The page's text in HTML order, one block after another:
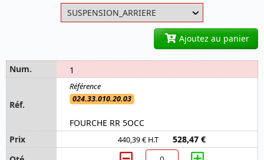
Ajoutez au panier
1
024.33.010.20.03
FOURCHE RR 5OCC
440,39 € H.T 528,47 €